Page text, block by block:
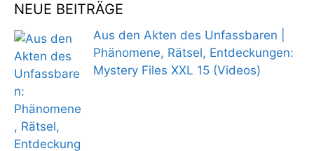
NEUE BEITRÄGE
Aus den Akten des Unfassbaren |
Phänomene, Rätsel, Entdeckungen:
Mystery Files XXL 15 (Videos)